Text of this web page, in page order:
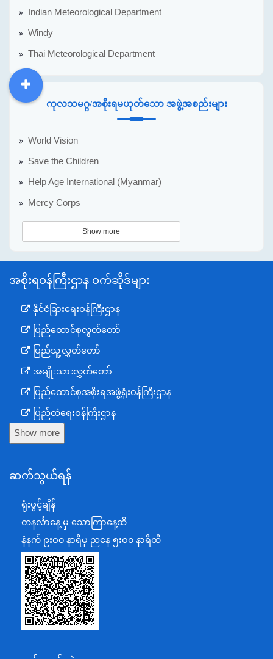
Indian Meteorological Department
Windy
Thai Meteorological Department
ကုလသမဂ္ဂ/အစိုးရမဟုတ်သော အဖွဲ့အစည်းများ
World Vision
Save the Children
Help Age International (Myanmar)
Mercy Corps
Show more
အစိုးရဝန်ကြီးဌာန ဝက်ဆိုဒ်များ
နိုင်ငံခြားရေးဝန်ကြီးဌာန
ပြည်ထောင်စုလွှတ်တော်
ပြည်သူ့လွှတ်တော်
အမျိုးသားလွှတ်တော်
ပြည်ထောင်စုအစိုးရအဖွဲ့ရုံးဝန်ကြီးဌာန
ပြည်ထဲရေးဝန်ကြီးဌာန
ကာကွယ်ရေးဝန်ကြီးဌာန
စီမံကိန်း၊ဘဏ္ဍာရေးနှင့်စက်မှုဝန်ကြီးဌာန
အပြည်ပြည်ဆိုင်ရာပူးပေါင်းဆောင်ရွက်ရေးဝန်ကြီးဌာန
ပြန်ကြားရေးဝန်ကြီးဌာန
သာသနာရေးနှင့် ယဉ်ကျေးမှုဝန်ကြီးဌာန
စိုက်ပျိုးရေး၊မွေးမြူရေးနှင့်ဆည်မြောင်းဝန်ကြီးဌာန
ပို့ဆောင်ရေးနှင့်ဆက်သွယ်ရေးဝန်ကြီးဌာန
သယံဇာတနှင့်ပတ်ဝန်းကျင်ထိန်းသိမ်းရေးဝန်ကြီးဌာန
Show more
ဆက်သွယ်ရန်
ရုံးဖွင့်ချိန်
တနင်္လာနေ့ မှ သောကြာနေ့ထိ
နံနက် ၉းဝ၀ နာရီမှ ညနေ ၅းဝ၀ နာရီထိ